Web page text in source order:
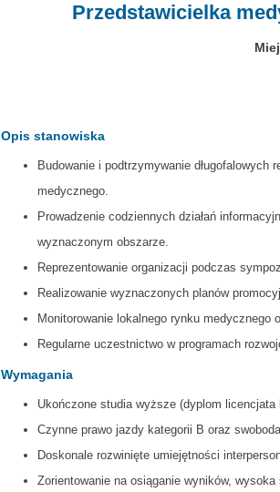
Przedstawicielka
Opis stanowiska
Budowanie i podtrzymywanie
medycznego.
Prowadzenie codziennych działań
wyznaczonym obszarze.
Reprezentowanie organizacji podczas
Realizowanie wyznaczonych planów
Monitorowanie lokalnego rynku
Regularne uczestnictwo w programach
Wymagania
Ukończone studia wyższe (dyplom licencjata
Czynne prawo jazdy kategorii B oraz
Doskonale rozwinięte umiejętności
Zorientowanie na osiąganie wyników,